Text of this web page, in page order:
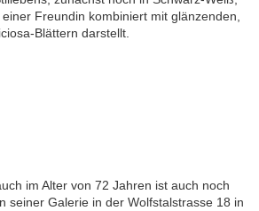
Freundin kombiniert mit glänzenden,
Blättern darstellt.
im Alter von 72 Jahren ist auch noch
seiner Galerie in der Wolfstalstrasse 18 in